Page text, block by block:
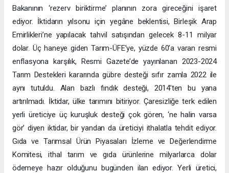
Bakanının ‘rezerv biriktirme’ planının zora gireceğini işaret
ediyor. İktidarın yılsonu için yegâne beklentisi, Birleşik Arap
Emirlikleri’ne yapılacak tahvil satışından gelecek 8-11 milyar
dolar. Üç haneye giden Tarım-ÜFE’ye, yüzde 60’a varan resmi
enflasyona karşılık, Resmi Gazete’de yayınlanan 2023-2024
Tarım Destekleri kararında gübre desteği sıfır zamla 2022 ile
aynı tutuldu. Alan bazlı fındık desteği, 2014’ten bu yana
artırılmadı. İktidar, ülke tarımını bitiriyor. Çaresizliğe terk edilen
yerli üreticiye üç kuruşluk desteği çok gören, ‘ne halin varsa
gör’ diyen iktidar, bir yandan da üreticiyi ithalatla tehdit ediyor.
Gıda ve Tarımsal Ürün Piyasaları İzleme ve Değerlendirme
Komitesi, ithal tarım ve gıda ürünlerine milyarlarca dolar
ödemeye hazır olduğunu bugünden ilan ediyor. Yerli üretici,